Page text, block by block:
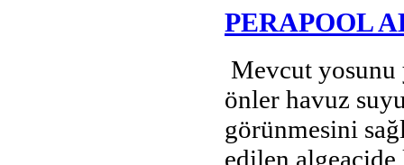
PERAPOOL
Mevcut yosunu
önler havuz
görünmesini
edilen